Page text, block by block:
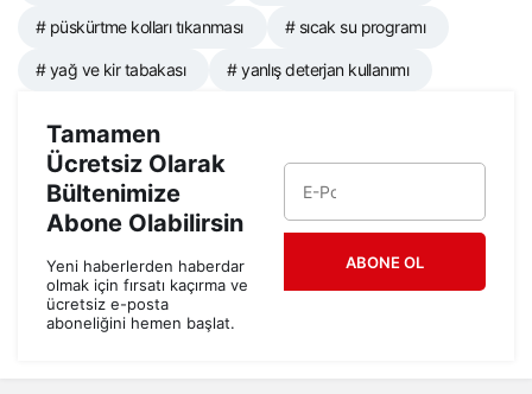
# püskürtme kolları tıkanması # sıcak su programı
# yağ ve kir tabakası # yanlış deterjan kullanımı
Tamamen
Ücretsiz Olarak
Bültenimize
Abone Olabilirsin
Yeni haberlerden haberdar
olmak için fırsatı kaçırma ve
ücretsiz e-posta
aboneliğini hemen başlat.
ABONE OL